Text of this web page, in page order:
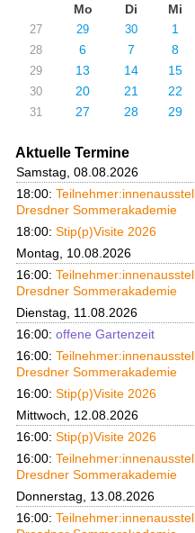
Mo
Di Mi
27 29 30 1
28 6 7 8
29 13 14 15
30 20 21 22
31 27 28 29
Aktuelle Termine
Samstag, 08.08.2026
18:00:
Dresdner Sommerakademie
18:00: Stip(p)Visite 2026
Montag, 10.08.2026
16:00:
Dresdner Sommerakademie
Dienstag, 11.08.2026
16:00: offene Gartenzeit
16:00:
Dresdner Sommerakademie
16:00: Stip(p)Visite 2026
Mittwoch, 12.08.2026
16:00: Stip(p)Visite 2026
16:00:
Dresdner Sommerakademie
Donnerstag, 13.08.2026
16:00: